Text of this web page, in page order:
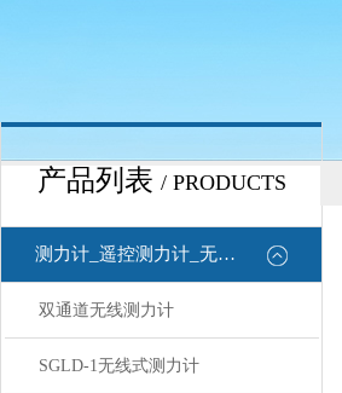
产品列表 / PRODUCTS
测力计_遥控测力计_无线测力计
双通道无线测力计
SGLD-1无线式测力计